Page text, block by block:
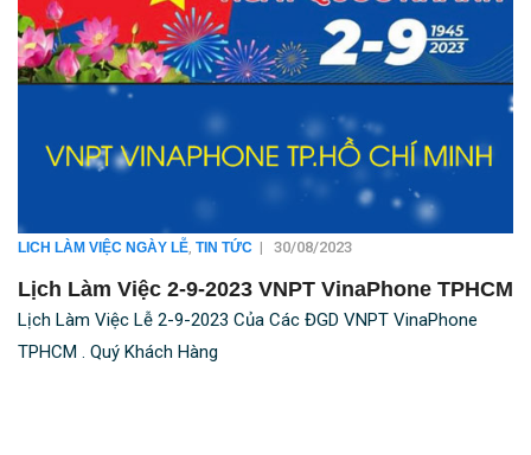
LICH LÀM VIỆC NGÀY LỄ TIN TỨC | 30/08/2023
Lịch Làm Việc 2-9-2023 VNPT VinaPhone TPHCM
Lịch Làm Việc Lễ 2-9-2023 Của Các ĐGD VNPT VinaPhone
TPHCM . Quý Khách Hàng